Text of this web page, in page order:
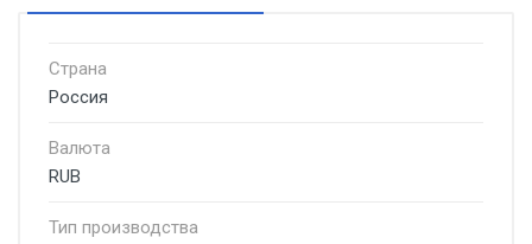
Страна
Россия
Валюта
RUB
Тип производства